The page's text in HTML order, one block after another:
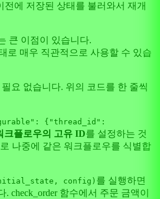
전에 저장된 상태를 불러와서 재개
큰 이점이 있습니다.
로 매우 직관적으로 사용할 수 있습
요 없습니다. 위의 코드를 한 줄씩
{"thread_id":
크플로우의 고유 ID를 설정하는 것
나중에 같은 워크플로우를 식별합
config) 를 실행하면
check_order 함수에서 주문 금액이